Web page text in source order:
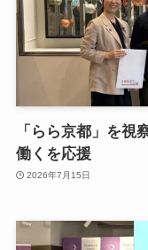
「らら京都」を視
働くを応援
2026年7月15日